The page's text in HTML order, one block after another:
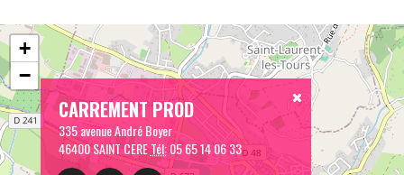
CARREMENT PROD
335 avenue André Boyer
46400 SAINT CERETél:05 65 14 06 33
+
−